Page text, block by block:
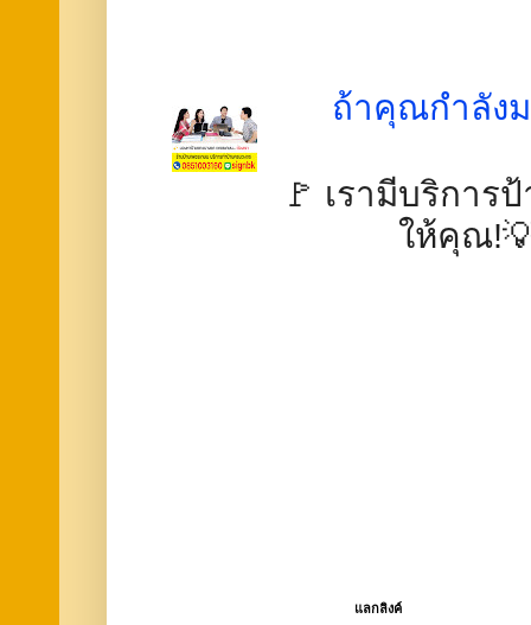
ถ้าคุณกำลัง
🚩 เรามีบริกา
ให้คุณ
แลกลิงค์